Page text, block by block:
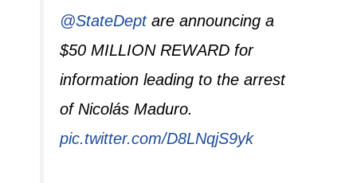
@StateDeptare announcing a
$50 MILLION REWARD for
information leading to the arrest
of Nicolás Maduro.
pic.twitter.com/D8LNqjS9yk